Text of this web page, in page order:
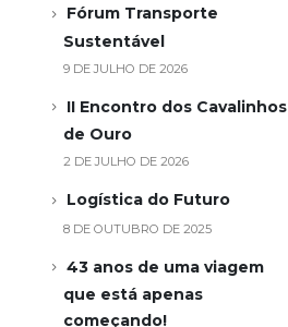
Fórum Transporte
Sustentável
9 DE JULHO DE 2026
II Encontro dos Cavalinhos
de Ouro
2 DE JULHO DE 2026
Logística do Futuro
8 DE OUTUBRO DE 2025
43 anos de uma viagem
que está apenas
começando!